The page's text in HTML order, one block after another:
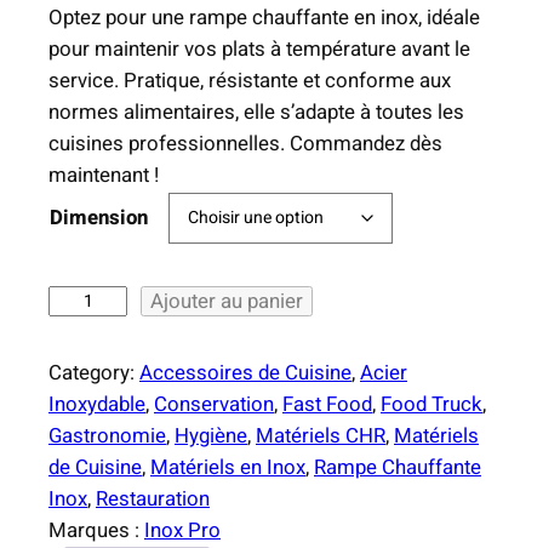
a
g
e
d
e
r
i
1
4
7
,
Optez pour une rampe chauffante en inox, idéale
pour maintenir vos plats à température avant le
service. Pratique, résistante et conforme aux
normes alimentaires, elle s’adapte à toutes les
cuisines professionnelles. Commandez dès
maintenant !
Dimension
a
n
t
i
t
é
Ajouter au panier
Category: Accessoires de Cuisine, Acier
Inoxydable, Conservation, Fast Food, Food Truck
Gastronomie, Hygiène, Matériels CHR, Matériels
de Cuisine, Matériels en Inox, Rampe Chauffante
Inox, Restauration
Marques : Inox Pro